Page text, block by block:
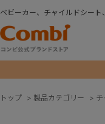
ベビーカー、チャイルドシー
トップ > 製品カテゴリー > チ